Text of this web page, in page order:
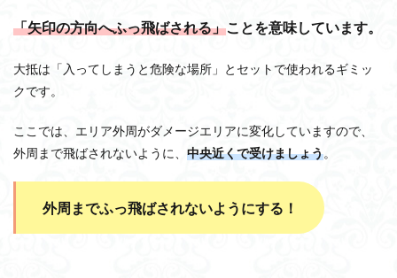
「矢印の方向へふっ飛ばされる」ことを意味しています。
大抵は「入ってしまうと危険な場所」とセットで使われるギミッ
クです。
ここでは、エリア外周がダメージエリアに変化していますので、
外周まで飛ばされないように、 中央近くで受けましょう。
外周までふっ飛ばされないようにする！